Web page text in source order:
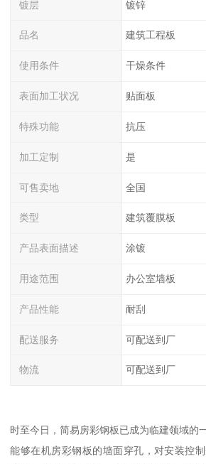
镀层 镀锌
品名 建筑工程板
使用条件 干燥条件
表面加工状况 贴面板
特殊功能 抗压
加工定制 是
可售卖地 全国
类型 建筑覆膜板
产品表面描述 涂镀
用途范围 办公室墙板
产品性能 耐刮
配送服务 可配送到厂
物流 可配送到厂
时至今日，简易房彩钢板已成为临建领域的
能够在机房彩钢板的墙面穿孔，对安装控